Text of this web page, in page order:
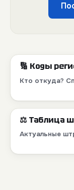
🔢 Коды
Кто откуда?
⚖️ Таблица
Актуальные